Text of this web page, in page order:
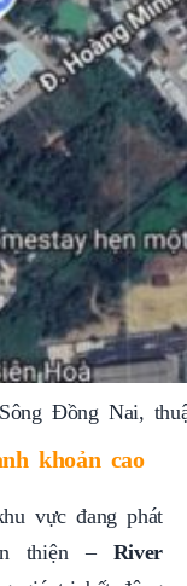
Đồng Nai,
khoản cao
vực đang phát
thiện – River